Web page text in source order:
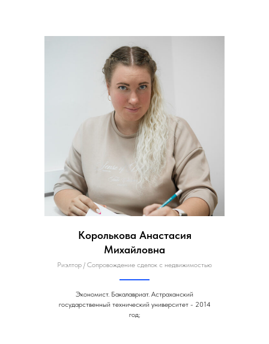
Королькова Анастасия
Михайловна
Риэлтор / Сопровождение сделок с недвижимостью
Экономист. Бакалавриат. Астраханский
государственный технический университет - 2014
год;